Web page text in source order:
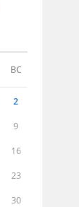
ВС
2
9
16
23
30